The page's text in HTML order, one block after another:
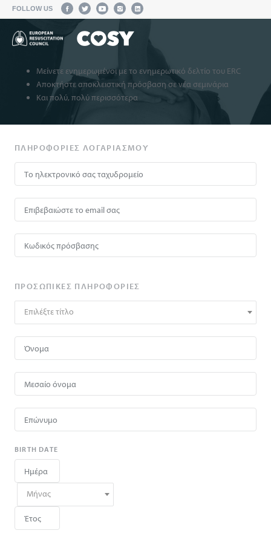
FOLLOW US
Μείνετε ενημερωμένοι με το ενημερωτικό δελτίο του ERC
Αποκτήστε αποκλειστική πρόσβαση σε νέα σεμινάρια
Και πολύ, πολύ περισσότερα
ΠΛΗΡΟΦΟΡΊΕΣ ΛΟΓΑΡΙΑΣΜΟΎ
ΠΡΟΣΩΠΙΚΈΣ ΠΛΗΡΟΦΟΡΊΕΣ
Επιλέξτε τίτλο
BIRTH DATE
Μήνας